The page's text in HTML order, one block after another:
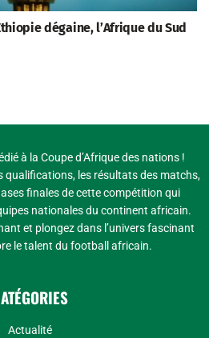
dégaine, l’Afrique du Sud
à la Coupe d’Afrique des nations !
qualifications, les résultats des matchs,
finales de cette compétition qui
nationales du continent africain.
et plongez dans l’univers fascinant
le talent du football africain.
Actualité